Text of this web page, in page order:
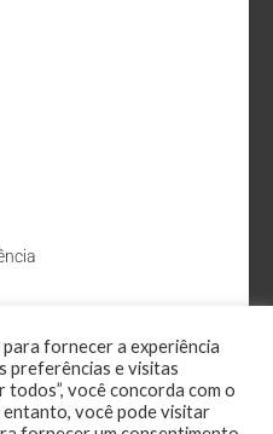
fornecer a experiência
preferências e visitas
todos”, você concorda com o
entanto, você pode visitar